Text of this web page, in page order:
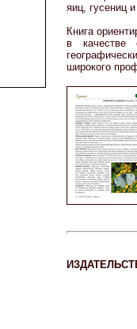
яиц, гусениц
Книга
в качестве
широкого